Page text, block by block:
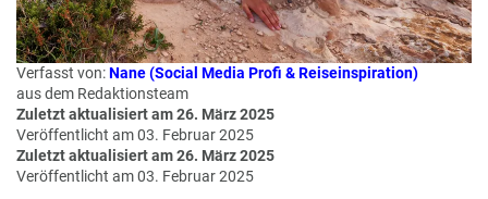
u
s
pr
gr
a
m
m
Verfasst von:Nane (Social Media Profi & Reiseinspiration)
aus dem Redaktionsteam
Zuletzt aktualisiert am 26. März 2025
Veröffentlicht am 03. Februar 2025
Zuletzt aktualisiert am 26. März 2025
Veröffentlicht am 03. Februar 2025